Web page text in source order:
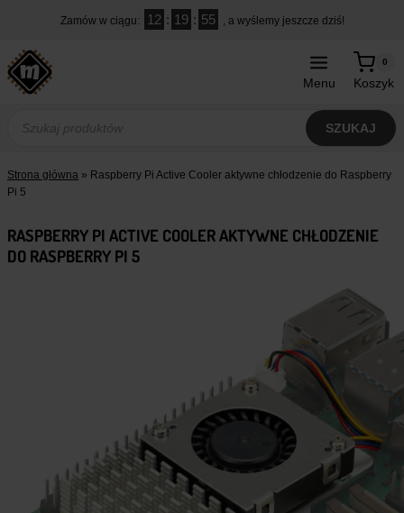
treści
Zamów w ciągu: 12 : 19 : 54 , a wyślemy jeszcze dziś!
Menu Koszyk
0
produktów
SZUKAJ
Strona główna » Raspberry Pi Active Cooler aktywne chłodzenie do Raspberry
Pi 5
RASPBERRY PI ACTIVE COOLER AKTYWNE CHŁODZENIE
DO RASPBERRY PI 5